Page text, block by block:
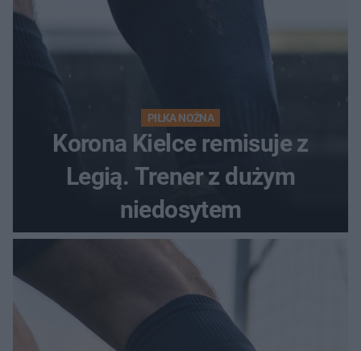
PIŁKA NOŻNA
Korona Kielce remisuje z
Legią. Trener z dużym
niedosytem